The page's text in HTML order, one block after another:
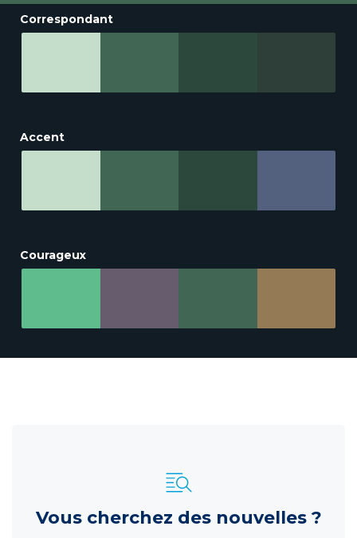
Correspondant
Accent
Courageux
Vous cherchez des nouvelles ?